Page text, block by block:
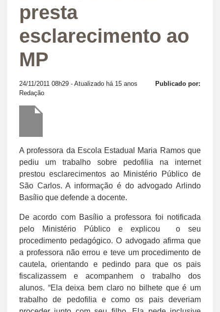
presta
esclarecimento ao
MP
24/11/2011 08h29 - Atualizado há 15 anos
Publicado por:
Redação
A professora da Escola Estadual Maria Ramos que
pediu um trabalho sobre pedofilia na internet
prestou esclarecimentos ao Ministério Público de
São Carlos. A informação é do advogado Arlindo
Basílio que defende a docente.
De acordo com Basílio a professora foi notificada
pelo Ministério Público e explicou o seu
procedimento pedagógico. O advogado afirma que
a professora não errou e teve um procedimento de
cautela, orientando e pedindo para que os pais
fiscalizassem e acompanhem o trabalho dos
alunos. “Ela deixa bem claro no bilhete que é um
trabalho de pedofilia e como os pais deveriam